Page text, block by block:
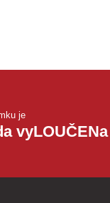
je
vyLOUČENa